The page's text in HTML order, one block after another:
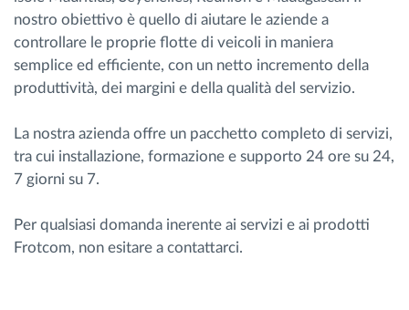
nostro obiettivo è quello di aiutare le aziende a
controllare le proprie flotte di veicoli in maniera
semplice ed efficiente, con un netto incremento della
produttività, dei margini e della qualità del servizio.
La nostra azienda offre un pacchetto completo di servizi,
tra cui installazione, formazione e supporto 24 ore su 24,
7 giorni su 7.
Per qualsiasi domanda inerente ai servizi e ai prodotti
Frotcom, non esitare a contattarci.